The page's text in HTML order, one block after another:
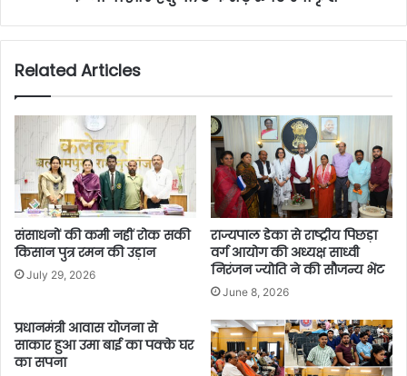
Related Articles
संसाधनों की कमी नहीं रोक सकी
किसान पुत्र रमन की उड़ान
July 29, 2026
राज्यपाल डेका से राष्ट्रीय पिछड़ा
वर्ग आयोग की अध्यक्ष साध्वी
निरंजन ज्योति ने की सौजन्य भेंट
June 8, 2026
प्रधानमंत्री आवास योजना से
साकार हुआ उमा बाई का पक्के घर
का सपना